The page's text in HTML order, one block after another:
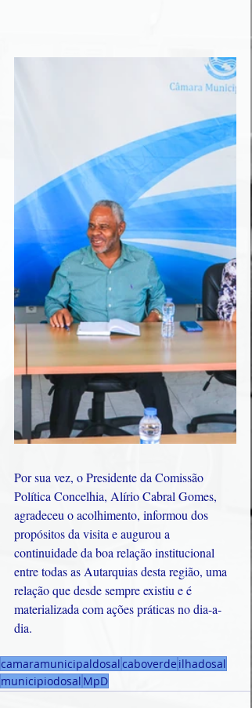
Por sua vez, o Presidente da Comissão
Política Concelhia, Alírio Cabral Gomes,
agradeceu o acolhimento, informou dos
propósitos da visita e augurou a
continuidade da boa relação institucional
entre todas as Autarquias desta região, uma
relação que desde sempre existiu e é
materializada com ações práticas no dia-a-
dia.
camaramunicipaldosalcaboverde ilhadosal
municipiodosal MpD